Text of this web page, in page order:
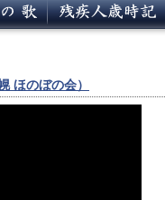
ほのぼの会）